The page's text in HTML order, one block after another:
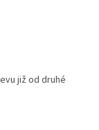
již od druhé